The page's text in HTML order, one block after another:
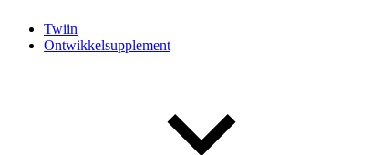
Twiin
Ontwikkelsupplement